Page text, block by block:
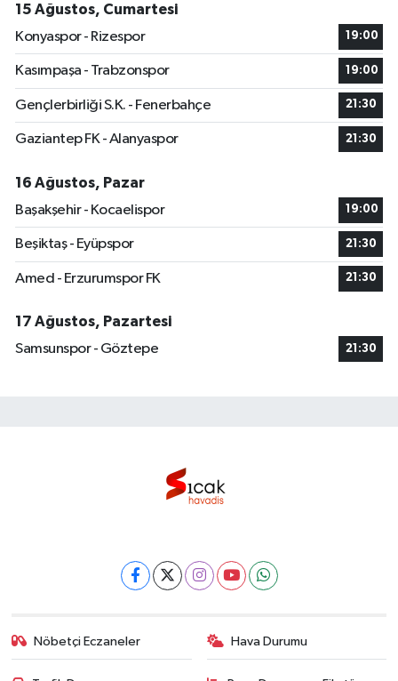
15 Ağustos, Cumartesi
Konyaspor - Rizespor
19:00
Kasımpaşa - Trabzonspor 19:00
Gençlerbirliği S.K. - Fenerbahçe 21:30
Gaziantep FK - Alanyaspor 21:30
16 Ağustos, Pazar
Başakşehir - Kocaelispor
19:00
Beşiktaş - Eyüpspor 21:30
Amed - Erzurumspor FK 21:30
17 Ağustos, Pazartesi
Samsunspor - Göztepe
21:30
Nöbetçi Eczaneler Hava Durumu